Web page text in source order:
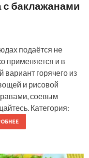
с баклажанами
подаётся не
применяется и в
вариант горячего из
и рисовой
соевым
Категория: